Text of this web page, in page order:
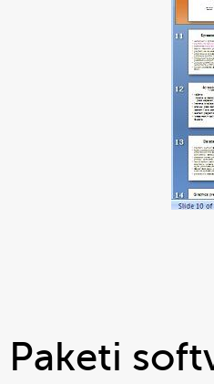
Paketi